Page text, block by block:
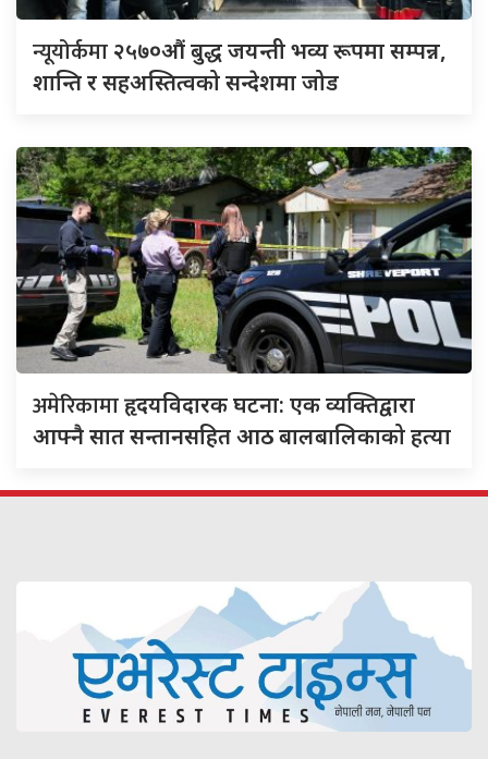
न्यूयोर्कमा २५७०औं बुद्ध जयन्ती भव्य रूपमा सम्पन्न,
शान्ति र सहअस्तित्वको सन्देशमा जोड
अमेरिकामाहृदयविदारक घटना: एक व्यक्तिद्वारा
आफ्नै सात सन्तानसहित आठ बालबालिकाको हत्या